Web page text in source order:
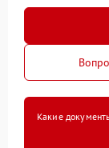
Какие